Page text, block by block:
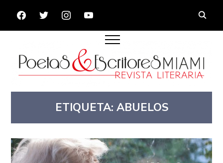
FACEBOOKTWITTERINSTAGRAMYOUTUBE
ETIQUETA: ABUELOS